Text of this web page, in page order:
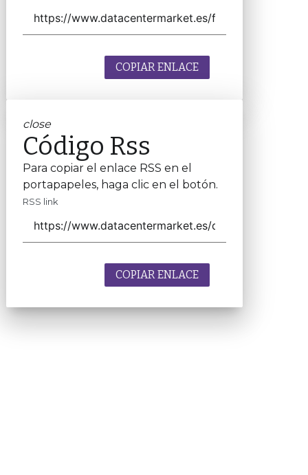
COPIAR ENLACE
close
Código Rss
Para copiar el enlace RSS en el
portapapeles, haga clic en el botón.
RSS link
COPIAR ENLACE